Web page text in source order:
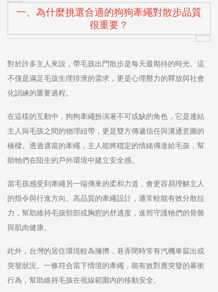
一、為什麼挑選合適的狗狗牽繩對散步品質
很重要？
對於許多主人來說，帶毛孩出門散步是每天最期待的時光。這
不僅是滿足毛孩生理排泄的需求，更是心理壓力的釋放與社會
化訓練的重要過程。
在這樣的互動中，狗狗牽繩扮演著不可或缺的角色，它是連結
主人與毛孩之間的物理紐帶，更是雙方傳遞信任與溝通意圖的
橋樑。透過適當的牽繩，主人能將穩定的情緒傳達給毛孩，幫
助牠們在陌生的戶外環境中建立安全感。
當毛孩感受到牽繩另一端傳來的柔和力道，會更容易理解主人
的指令與行進方向。高品質的牽繩設計，通常較能有效分散拉
力，幫助維持毛孩頸部或胸腔的舒適度，進而守護牠們的骨骼
與肌肉健康。
此外，台灣的居住環境較為擁擠，巷弄間時常有汽機車竄出或
突發狀況。一條符合當下情境的牽繩，能有效對應突發的暴衝
行為，幫助維持毛孩在視線範圍內的移動安全。